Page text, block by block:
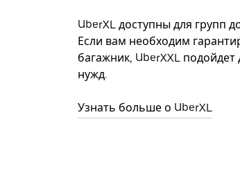
UberXL доступны для групп
Если вам необходим
багажник, UberXXL
нужд.
Узнать больше о UberXL